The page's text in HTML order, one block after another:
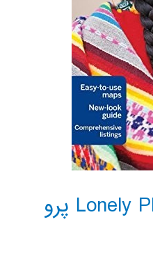
دانلود کتاب Lonely Planet پرو